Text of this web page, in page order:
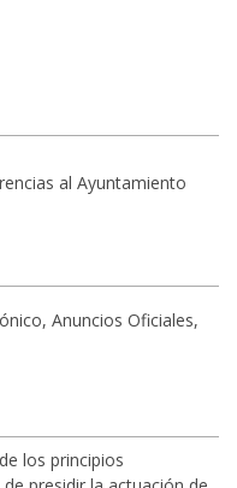
al Ayuntamiento
Anuncios Oficiales,
los principios